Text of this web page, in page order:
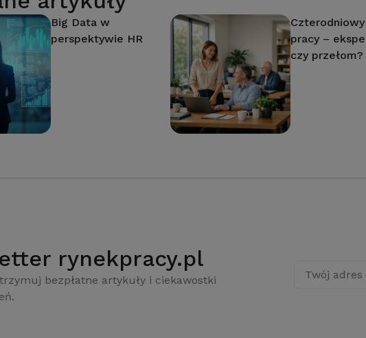
Big Data w
perspektywie HR
pracy –
czy przełom?
rynekpracy.pl
bezpłatne artykuły i ciekawostki
Twój